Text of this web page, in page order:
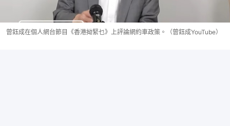
曾鈺成在個人網台節目《香港拗緊乜》上評論網約車政策。（曾鈺成YouTube）